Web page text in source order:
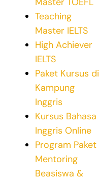
Teaching
Master IELTS
High Achiever
IELTS
Paket Kursus di
Kampung
Inggris
Kursus Bahasa
Inggris Online
Program Paket
Mentoring
Beasiswa &